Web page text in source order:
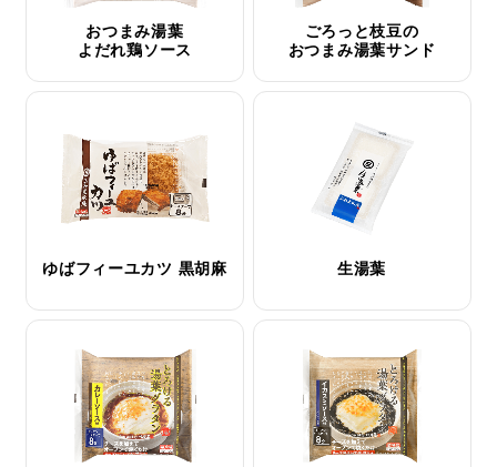
おつまみ湯葉
よだれ鶏ソース
ごろっと枝豆の
おつまみ湯葉サンド
ゆばフィーユカツ 黒胡麻 生湯葉